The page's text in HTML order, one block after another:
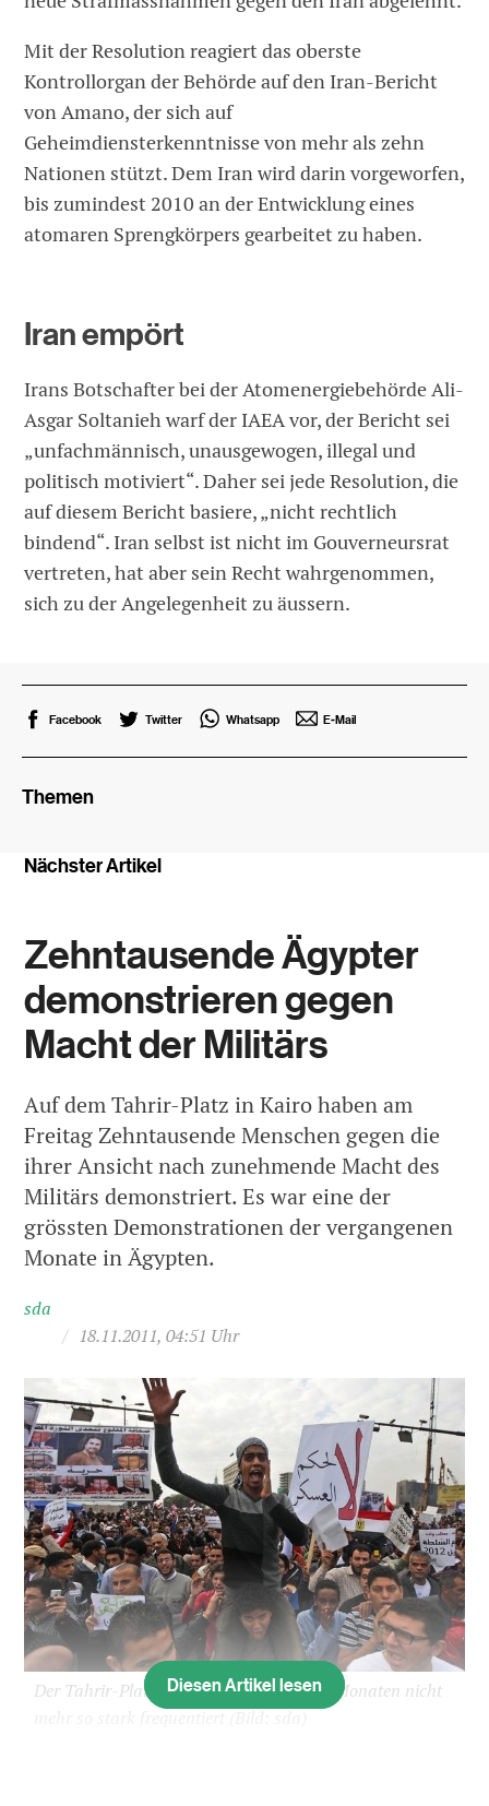
Mit der Resolution reagiert das oberste
Kontrollorgan der Behörde auf den Iran-Bericht
von Amano, der sich auf
Geheimdiensterkenntnisse von mehr als zehn
Nationen stützt. Dem Iran wird darin vorgeworfen,
bis zumindest 2010 an der Entwicklung eines
atomaren Sprengkörpers gearbeitet zu haben.
Iran empört
Irans Botschafter bei der Atomenergiebehörde Ali-
Asgar Soltanieh warf der IAEA vor, der Bericht sei
„unfachmännisch, unausgewogen, illegal und
politisch motiviert“. Daher sei jede Resolution, die
auf diesem Bericht basiere, „nicht rechtlich
bindend“. Iran selbst ist nicht im Gouverneursrat
vertreten, hat aber sein Recht wahrgenommen,
sich zu der Angelegenheit zu äussern.
Facebook Twitter Whatsapp E-Mail
Themen
Nächster Artikel
Zehntausende Ägypter
demonstrieren gegen
Macht der Militärs
Auf dem Tahrir-Platz in Kairo haben am
Freitag Zehntausende Menschen gegen die
ihrer Ansicht nach zunehmende Macht des
Militärs demonstriert. Es war eine der
grössten Demonstrationen der vergangenen
Monate in Ägypten.
sda
/ 18.11.2011, 04:51 Uhr
Der Tahrir-Platz in Kairo war schon seit Monaten nicht
Diesen Artikel lesen